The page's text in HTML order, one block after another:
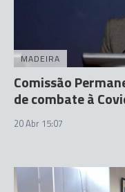
MADEIRA
Comissão
de combate à
20 Abr 15:07